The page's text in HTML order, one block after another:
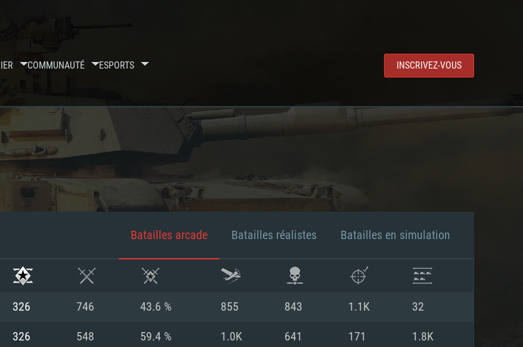
COMMUNAUTÉ ESPORTS INSCRIVEZ-VOUS
Batailles arcade Batailles réalistes Batailles en simulation
326 746 43.6 % 855 843 1.1K 32
326 548 59.4 % 1.0K 641 171 1.8K